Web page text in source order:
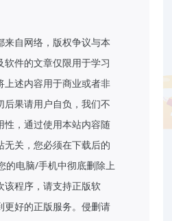
来自网络，版权争议与本
软件的文章仅限用于学习
上述内容用于商业或者非
后果请用户自负，我们不
性，通过使用本站内容随
无关，您必须在下载后的
的电脑/手机中彻底删除上
该程序，请支持正版软
更好的正版服务。侵删请